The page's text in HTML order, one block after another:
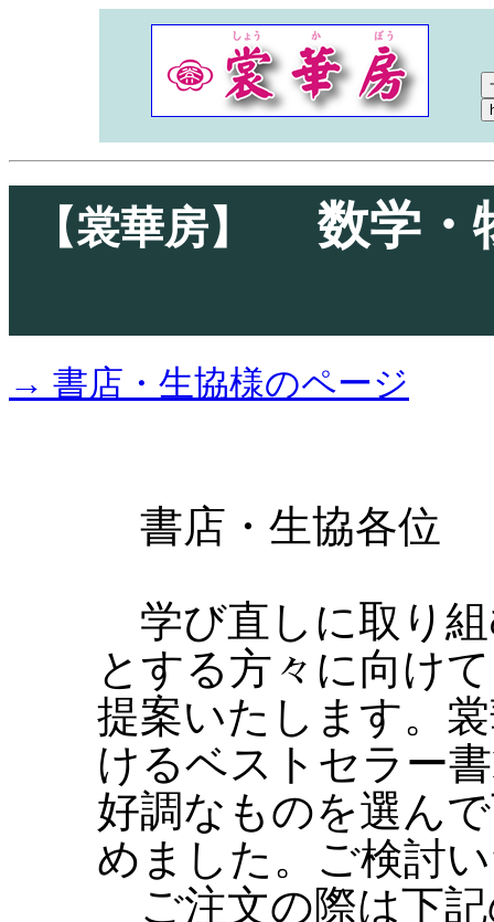
【裳華房】
数学・
→ 書店・生協様のページ
書店・生協各位
学び直しに取り
とする方々に向け
提案いたします。
けるベストセラー
好調なものを選ん
めました。ご検討
ご注文の際は下記